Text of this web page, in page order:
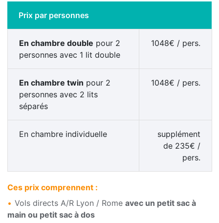
Prix par personnes
En chambre double pour 2
personnes avec 1 lit double
1048€ / pers.
En chambre twin pour 2
personnes avec 2 lits
séparés
1048€ / pers.
En chambre individuelle
supplément
de 235€ /
pers.
Ces prix comprennent :
Vols directs A/R Lyon / Rome avec un petit sac à
main ou petit sac à dos